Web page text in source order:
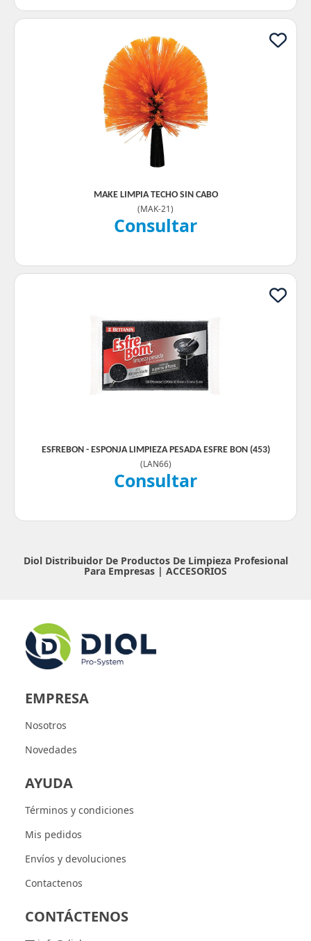
MAKE LIMPIA TECHO SIN CABO
(MAK-21)
Consultar
ESFREBON - ESPONJA LIMPIEZA PESADA ESFRE BON (453)
(LAN66)
Consultar
Diol Distribuidor De Productos De Limpieza Profesional
Para Empresas | ACCESORIOS
EMPRESA
Nosotros
Novedades
AYUDA
Términos y condiciones
Mis pedidos
Envíos y devoluciones
Contactenos
CONTÁCTENOS